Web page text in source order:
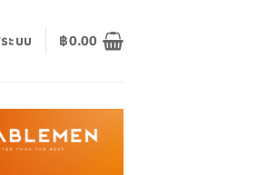
ะบบ ฿0.00